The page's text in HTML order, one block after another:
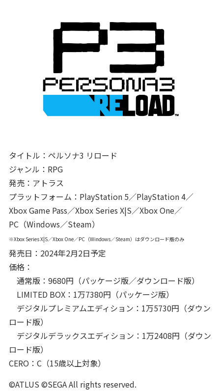
タイトル：ペルソナ3 リロード
ジャンル：RPG
発売：アトラス
プラットフォーム：PlayStation 5／PlayStation 4／
Xbox Game Pass／Xbox Series X|S／Xbox One／
PC（Windows／Steam）
※Xbox Series X|S／Xbox One／PC（Windows／Steam）はダウンロード版のみ
発売日：2024年2月2日予定
価格：
通常版：9680円（パッケージ版／ダウンロード版）
LIMITED BOX：1万7380円（パッケージ版）
デジタルプレミアムエディション：1万5730円（ダウン
ロード版）
デジタルデラックスエディション：1万2408円（ダウン
ロード版）
CERO：C（15歳以上対象）
©ATLUS ©SEGA All rights reserved.